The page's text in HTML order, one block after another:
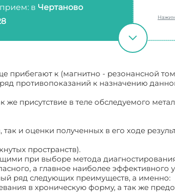
в Чертаново
прибегают к (магнитно - резонансной
противопоказаний к назначению
же присутствие в теле обследуемого
и оценки полученных в его ходе
пространств).
при выборе метода
а главное наиболее эффективного
ряд следующих преимуществ, а именно:
в хроническую форму, а так же